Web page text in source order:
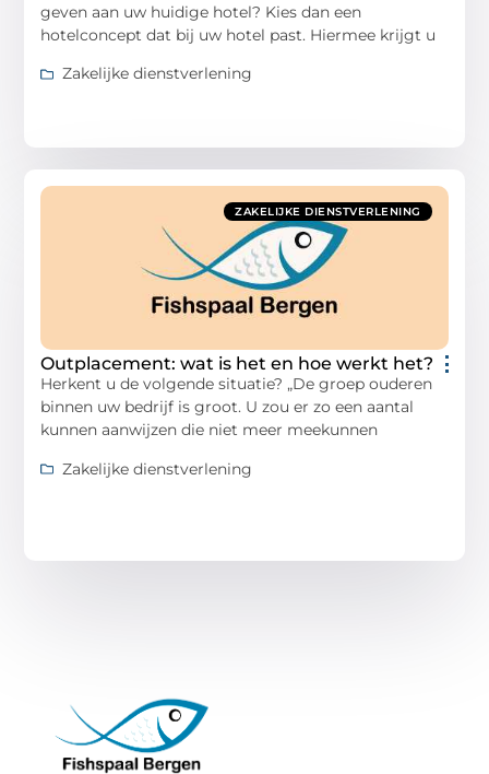
geven aan uw huidige hotel? Kies dan een
hotelconcept dat bij uw hotel past. Hiermee krijgt u
Zakelijke dienstverlening
ZAKELIJKE DIENSTVERLENING
Outplacement: wat is het en hoe werkt het?
Herkent u de volgende situatie? „De groep ouderen
binnen uw bedrijf is groot. U zou er zo een aantal
kunnen aanwijzen die niet meer meekunnen
Zakelijke dienstverlening